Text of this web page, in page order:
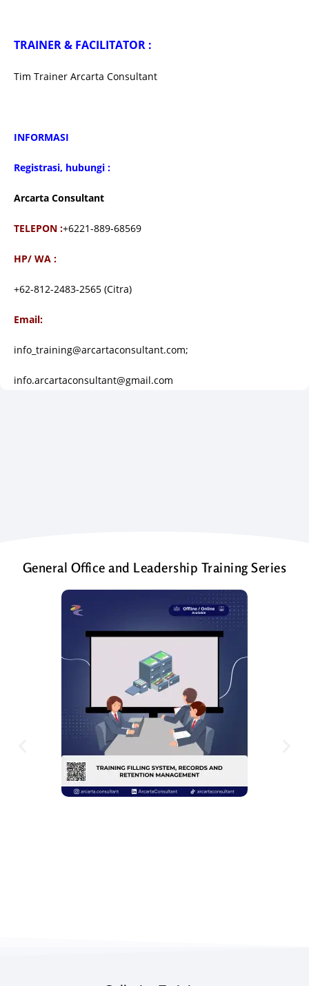
TRAINER & FACILITATOR :
Tim Trainer Arcarta Consultant
INFORMASI
Registrasi, hubungi :
Arcarta Consultant
TELEPON :+6221-889-68569
HP/ WA :
+62-812-2483-2565 (Citra)
Email:
info_training@arcartaconsultant.com;
info.arcartaconsultant@gmail.com
General Office and Leadership Training Series